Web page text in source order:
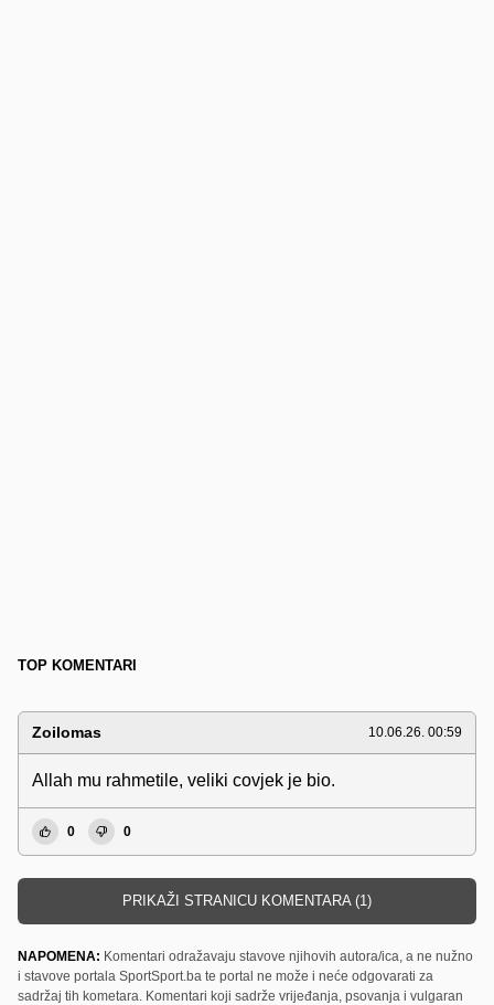
TOP KOMENTARI
Zoilomas 10.06.26. 00:59
Allah mu rahmetile, veliki covjek je bio.
0 0
PRIKAŽI STRANICU KOMENTARA (1)
NAPOMENA: Komentari odražavaju stavove njihovih autora/ica, a ne nužno
i stavove portala SportSport.ba te portal ne može i neće odgovarati za
sadržaj tih kometara. Komentari koji sadrže vrijeđanja, psovanja i vulgaran